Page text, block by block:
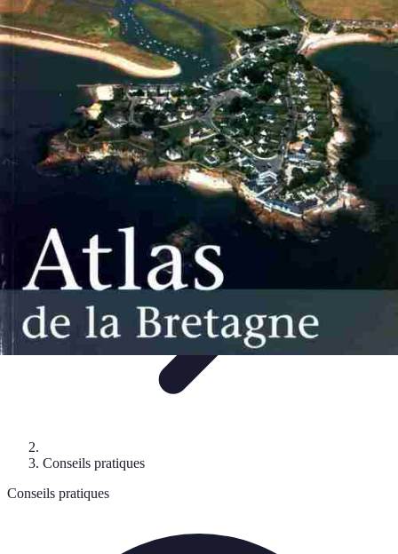
Atlas Géographique
Tendances Perception et UtilisationGuide d'achatÉducation et
ApprentissageAtlas Thématiques
Atlas Géographique
Conseils pratiques
Conseils pratiques